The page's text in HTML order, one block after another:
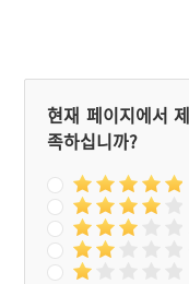
현재 페이지에서
족하십니까?